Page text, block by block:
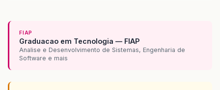
FIAP
Graduacao em Tecnologia — FIAP
Analise e Desenvolvimento de Sistemas, Engenharia de
Software e mais